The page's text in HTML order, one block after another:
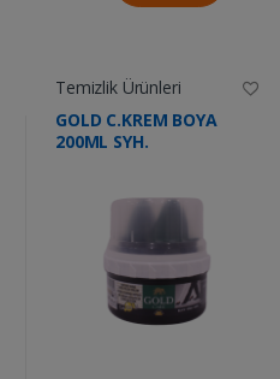
Temizlik Ürünleri
GOLD C.KREM BOYA
200ML SYH.